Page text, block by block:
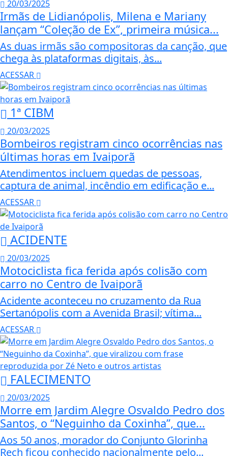
20/03/2025
Irmãs de Lidianópolis, Milena e Mariany
lançam “Coleção de Ex”, primeira música...
As duas irmãs são compositoras da canção, que
chega às plataformas digitais, às...
ACESSAR
1ª CIBM
20/03/2025
Bombeiros registram cinco ocorrências nas
últimas horas em Ivaiporã
Atendimentos incluem quedas de pessoas,
captura de animal, incêndio em edificação e...
ACESSAR
ACIDENTE
20/03/2025
Motociclista fica ferida após colisão com
carro no Centro de Ivaiporã
Acidente aconteceu no cruzamento da Rua
Sertanópolis com a Avenida Brasil; vítima...
ACESSAR
FALECIMENTO
20/03/2025
Morre em Jardim Alegre Osvaldo Pedro dos
Santos, o “Neguinho da Coxinha”, que...
Aos 50 anos, morador do Conjunto Glorinha
Rech ficou conhecido nacionalmente pelo...